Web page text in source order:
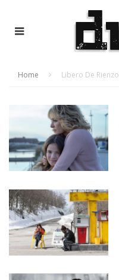
Home Libero De Rienzo